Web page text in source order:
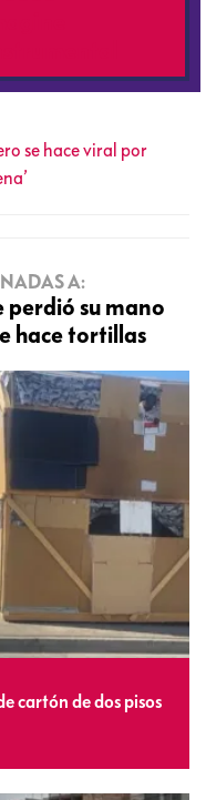
se hace viral por
A:
perdió su mano
hace tortillas
cartón de dos pisos